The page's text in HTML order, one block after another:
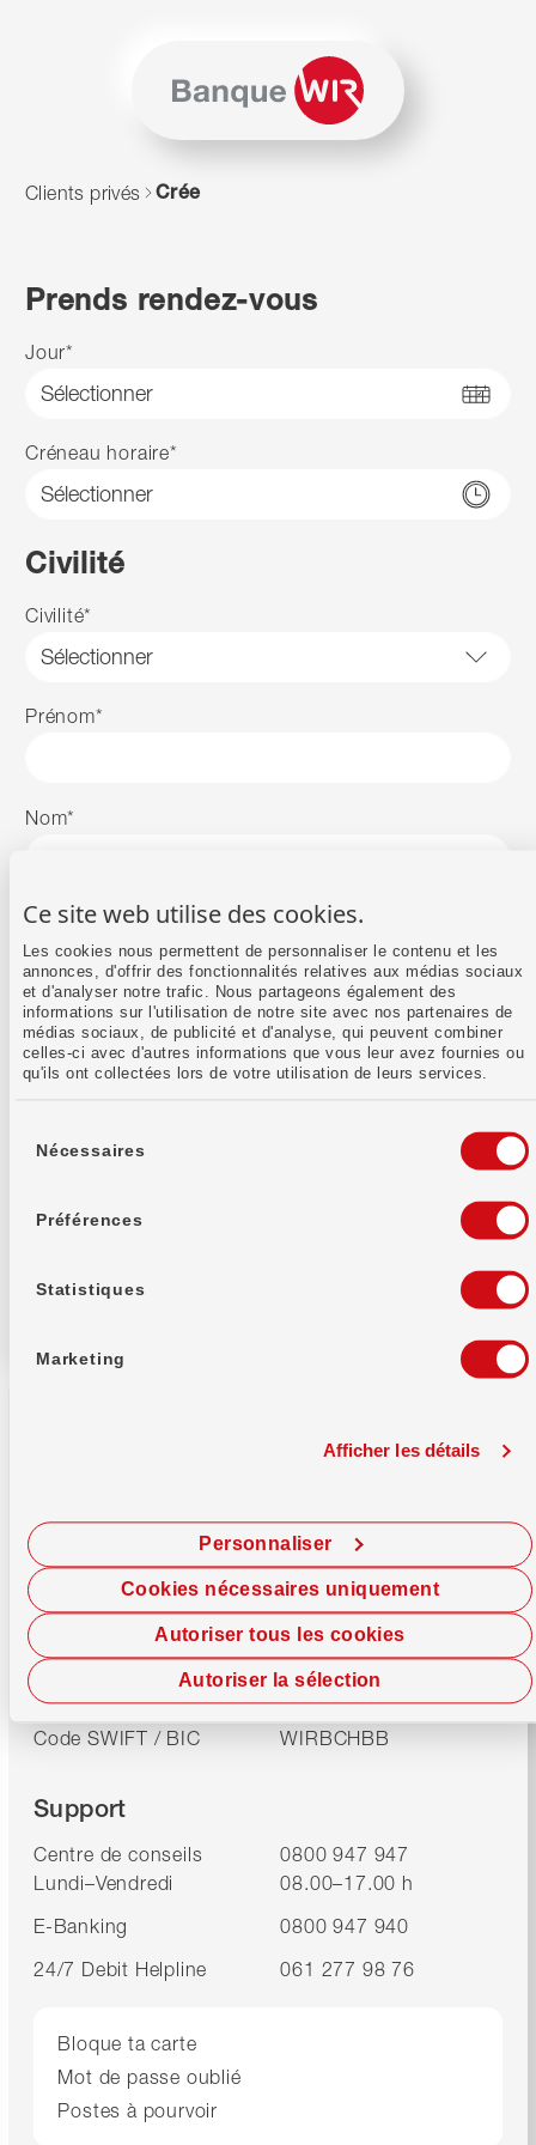
Ce site web utilise des cookies.
Les cookies nous permettent de personnaliser le contenu et les
annonces, d'offrir des fonctionnalités relatives aux médias sociaux
et d'analyser notre trafic. Nous partageons également des
informations sur l'utilisation de notre site avec nos partenaires de
médias sociaux, de publicité et d'analyse, qui peuvent combiner
celles-ci avec d'autres informations que vous leur avez fournies ou
qu'ils ont collectées lors de votre utilisation de leurs services.
Nécessaires
Préférences
Statistiques
Marketing
Afficher les détails
Autoriser tous les cookies
Personnaliser
Autoriser la sélection
Cookies nécessaires uniquement
JavaScript est nécessaire pour naviguer sur ce site.
Clients privés Crée
Prends rendez-vous
Jour*
Créneau horaire*
Civilité
Civilité*
Prénom*
Nom*
E‑mail*
Téléphone *
relatives à la
Banque WIR soc. coopérative
4002 Bâle
Informations bancaires
IID (Numéro de
compensation)
8391
Code SWIFT / BIC WIRBCHBB
Support
Centre de conseils
0800 947 947
Lundi–Vendredi
08.00–17.00 h
E-Banking
0800 947 940
24/7 Debit Helpline
061 277 98 76
Bloque ta carte
Mot de passe oublié
Postes à pourvoir